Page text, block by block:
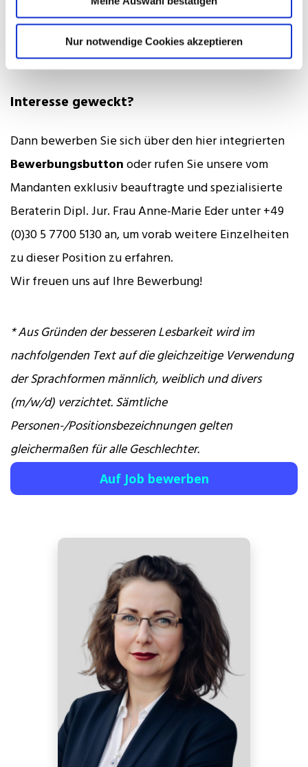
Nur notwendige Cookies akzeptieren
Unterstützung bei Fortbildungen
Faire Perspektive auf Partnerschaft
Interesse geweckt?
Dann bewerben Sie sich über den hier integrierten
Bewerbungsbuttonoder rufen Sie unsere vom
Mandanten exklusiv beauftragte und spezialisierte
Beraterin Dipl. Jur. Frau Anne-Marie Eder unter +49
(0)30 5 7700 5130 an, um vorab weitere Einzelheiten
zu dieser Position zu erfahren.
Wir freuen uns auf Ihre Bewerbung!
* Aus Gründen der besseren Lesbarkeit wird im
nachfolgenden Text auf die gleichzeitige Verwendung
der Sprachformen männlich, weiblich und divers
(m/w/d) verzichtet. Sämtliche
Personen-/Positionsbezeichnungen gelten
gleichermaßen für alle Geschlechter.
Auf Job bewerben